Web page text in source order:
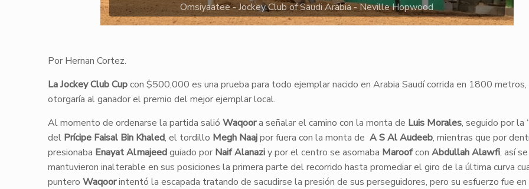
Omsiyaatee - Jockey Club of Saudi Arabia - Neville Hopwood
Por Hernan Cortez.
La Jockey Club Cupcon $500,000 es una prueba para todo ejemplar nacido en Arabia Saudí corrida en 1800
otorgaría al ganador el premio del mejor ejemplar local.
Al momento de ordenarse la partida salió Waqoora señalar el camino con la monta de Luis Morales, seguido por la
del Prícipe Faisal Bin Khaled, el tordillo Megh Naajpor fuera con la monta de A S Al Audeeb, mientras que por
presionaba Enayat Almajeedguiado por Naif Alanaziy por el centro se asomaba Maroofcon Abdullah Alawfi, así se
mantuvieron inalterable en sus posiciones la primera parte del recorrido hasta promediar el giro de la última curva
puntero Waqoorintentó la escapada tratando de sacudirse la presión de sus perseguidores, pero su esfuerzo fue en